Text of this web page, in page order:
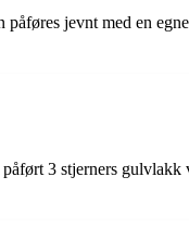
jevnt med en
3 stjerners gulvlakk